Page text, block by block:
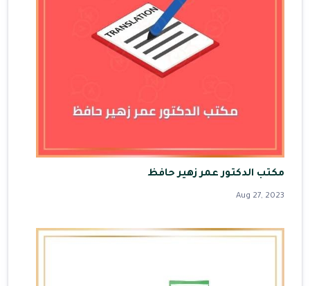
مكتب الدكتور عمر زهير حافظ
Aug 27, 2023